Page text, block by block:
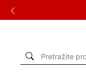
Skip
to